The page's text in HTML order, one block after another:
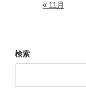
« 11月
検索